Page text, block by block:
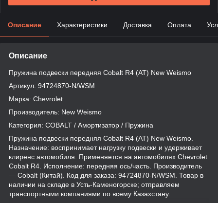
Описание Характеристики Доставка Оплата
Описание
Пружина подвески передняя Cobalt R4 (АТ) New Weismo
Артикул: 94724870-N/WSM
Марка: Chevrolet
Производитель: New Weismo
Категория: COBALT / Амортизатор / Пружина
Пружина подвески передняя Cobalt R4 (АТ) New Weismo.
Назначение: воспринимает нагрузку подвески и удерживает
клиренс автомобиля. Применяется на автомобилях Chevrolet
Cobalt R4. Исполнение: передняя ось/часть. Производитель
— Cobalt (Китай). Код для заказа: 94724870-N/WSM. Товар в
наличии на складе в Усть-Каменогорске; отправляем
транспортными компаниями по всему Казахстану.